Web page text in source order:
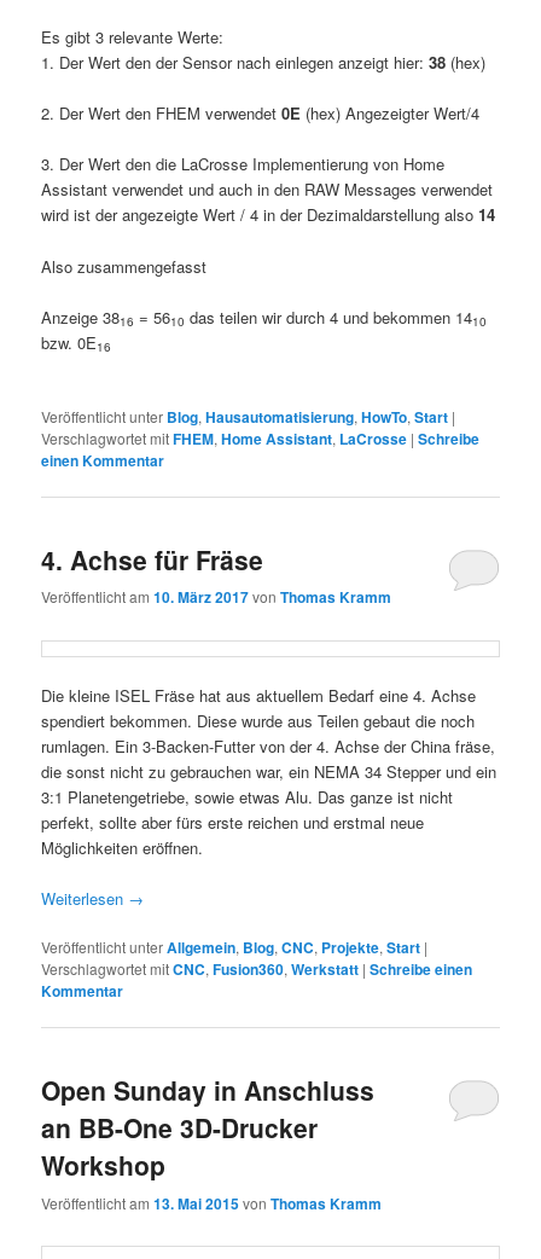
Es gibt 3 relevante Werte:
1. Der Wert den der Sensor nach einlegen anzeigt hier:38 (hex)
2. Der Wert den FHEM verwendet0E (hex) Angezeigter Wert/4
3. Der Wert den die LaCrosse Implementierung von Home
Assistant verwendet und auch in den RAW Messages verwendet
wird ist der angezeigte Wert / 4 in der Dezimaldarstellung also14
Also zusammengefasst
Anzeige 3816 = 5610 das teilen wir durch 4 und bekommen 1410
bzw. 0E16
Veröffentlicht unter Blog,Hausautomatisierung,HowTo,Start |
Verschlagwortet mitFHEM,Home Assistant, LaCrosse |Schreibe
einen Kommentar
4. Achse für Fräse
Veröffentlicht am10. März 2017vonThomas Kramm
Die kleine ISEL Fräse hat aus aktuellem Bedarf eine 4. Achse
spendiert bekommen. Diese wurde aus Teilen gebaut die noch
rumlagen. Ein 3-Backen-Futter von der 4. Achse der China fräse,
die sonst nicht zu gebrauchen war, ein NEMA 34 Stepper und ein
3:1 Planetengetriebe, sowie etwas Alu. Das ganze ist nicht
perfekt, sollte aber fürs erste reichen und erstmal neue
Möglichkeiten eröffnen.
Weiterlesen →
Veröffentlicht unterAllgemein, Blog,CNC, Projekte,Start |
Verschlagwortet mitCNC,Fusion360,Werkstatt |Schreibe einen
Kommentar
Open Sunday in Anschluss
an BB-One 3D-Drucker
Workshop
Veröffentlicht am13. Mai 2015vonThomas Kramm